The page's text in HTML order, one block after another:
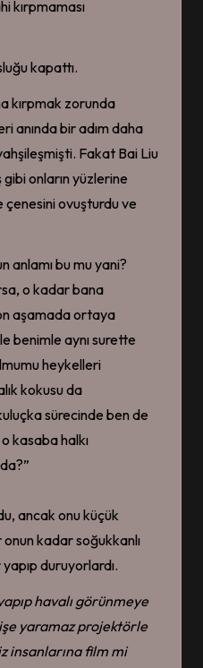
kırpmaması
kapattı.
kırpmak zorunda
anında bir adım daha
Fakat Bai Liu
onların yüzlerine
çenesini ovuşturdu ve
anlamı bu mu yani?
o kadar bana
aşamada ortaya
benimle aynı surette
heykelleri
kokusu da
sürecinde ben de
kasaba halkı
ancak onu küçük
onun kadar soğukkanlı
duruyorlardı.
havalı görünmeye
yaramaz projektörle
insanlarına film mi